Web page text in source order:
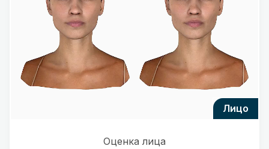
лицо
Оценка лица